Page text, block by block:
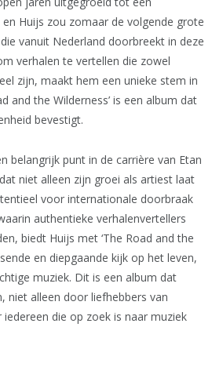
Huijs zou zomaar de volgende grote
vanuit Nederland doorbreekt in deze
verhalen te vertellen die zowel
zijn, maakt hem een unieke stem in
and the Wilderness’ is een album dat
bevestigt.
belangrijk punt in de carrière van Etan
niet alleen zijn groei als artiest laat
voor internationale doorbraak
authentieke verhalenvertellers
biedt Huijs met ‘The Road and the
en diepgaande kijk op het leven,
muziek. Dit is een album dat
niet alleen door liefhebbers van
die op zoek is naar muziek